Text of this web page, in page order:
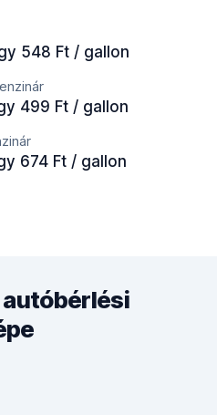
548 Ft / gallon
499 Ft / gallon
674 Ft / gallon